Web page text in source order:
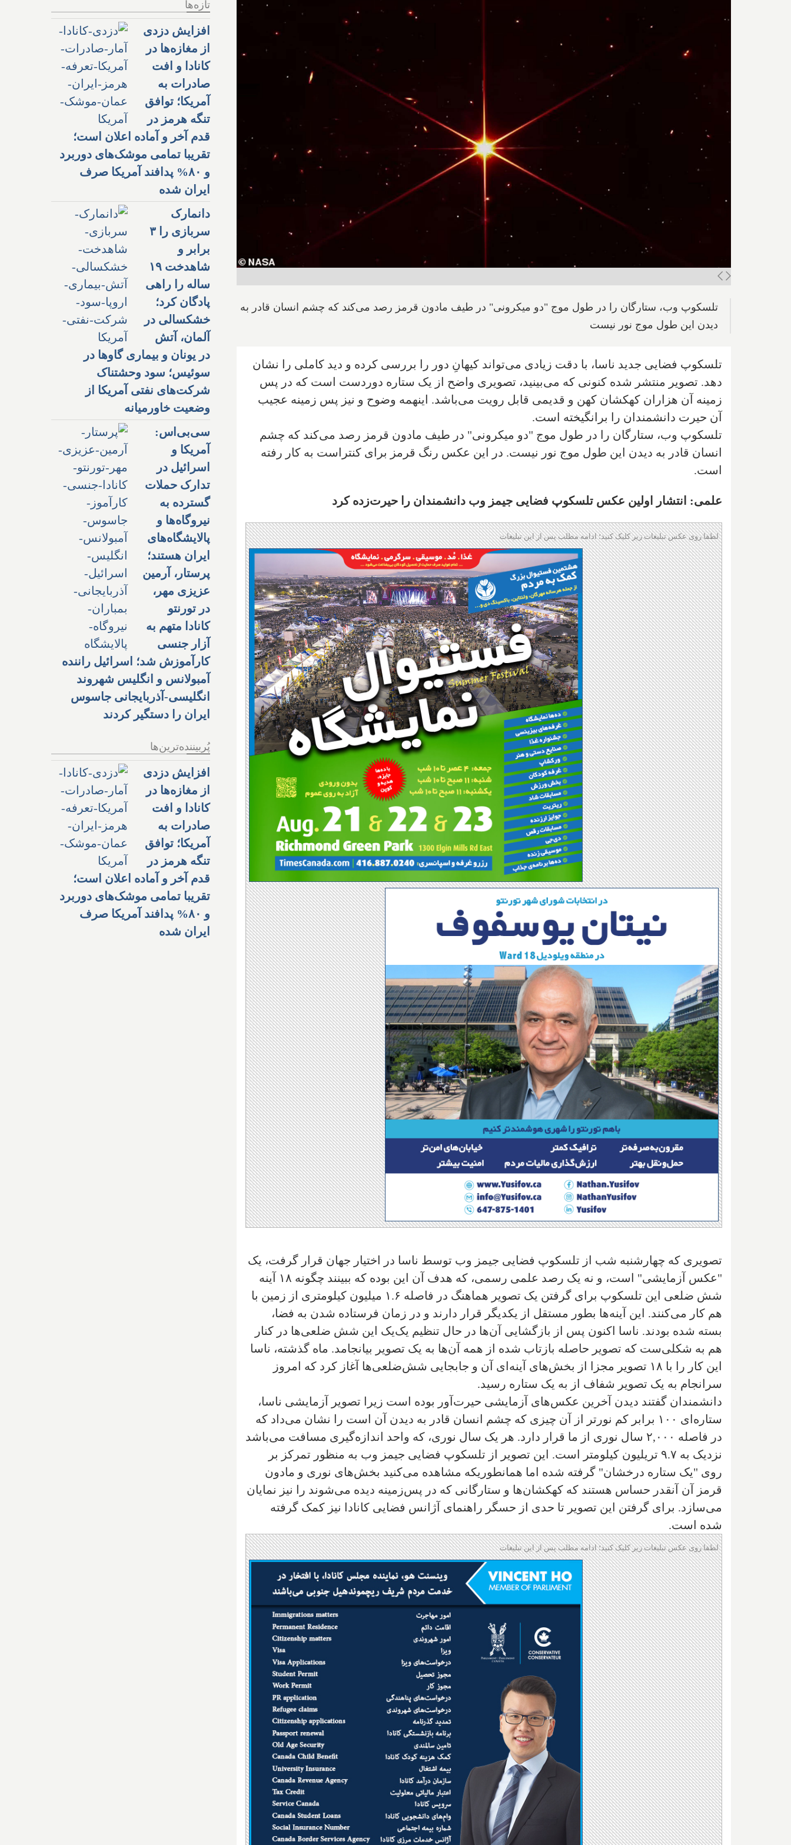
تلسکوپ وب، ستارگان را در طول موج "دو میکرونی" در طیف مادون قرمز رصد می‌کند که چشم انسان قادر به
دیدن این طول موج نور نیست
تلسکوپ فضایی جدید ناسا، با دقت زیادی می‌تواند کیهانِ دور را بررسی کرده و دید کاملی را نشان
دهد. تصویر منتشر شده کنونی که می‌بینید، تصویری واضح از یک ستاره دوردست است که در پس
زمینه آن هزاران کهکشان کهن و قدیمی قابل رویت می‌باشد. اینهمه وضوح و نیز پس زمینه عجیب
آن حیرت دانشمندان را برانگیخته است.
تلسکوپ وب، ستارگان را در طول موج "دو میکرونی" در طیف مادون قرمز رصد می‌کند که چشم
انسان قادر به دیدن این طول موج نور نیست. در این عکس رنگ قرمز برای کنتراست به کار رفته
است.
علمی: انتشار اولین عکس تلسکوپ فضایی جیمز وب دانشمندان را حیرت‌زده کرد
لطفا روی عکس تبلیغات زیر کلیک کنید؛ ادامه مطلب پس از این تبلیغات
تصویری که چهارشنبه شب از تلسکوپ فضایی جیمز وب توسط ناسا در اختیار جهان قرار گرفت، یک
"عکس آزمایشی" است، و نه یک رصد علمی رسمی، که هدف آن این بوده که ببینند چگونه ۱۸ آینه
شش ضلعی این تلسکوپ برای گرفتن یک تصویر هماهنگ در فاصله ۱.۶ میلیون کیلومتری از زمین با
هم کار می‌کنند. این آینه‌ها بطور مستقل از یکدیگر قرار دارند و در زمان فرستاده شدن به فضا،
بسته شده بودند. ناسا اکنون پس از بازگشایی آن‌ها در حال تنظیم یک‌یک این شش ضلعی‌ها در کنار
هم به شکلی‌ست که تصویر حاصله بازتاب شده از همه آن‌ها به یک تصویر بیانجامد. ماه گذشته، ناسا
این کار را با ۱۸ تصویر مجزا از بخش‌های آینه‌ای آن و جابجایی شش‌ضلعی‌ها آغاز کرد که امروز
سرانجام به یک تصویر شفاف از به یک ستاره رسید.
دانشمندان گفتند دیدن آخرین عکس‌های آزمایشی حیرت‌آور بوده است زیرا تصویر آزمایشی ناسا،
ستاره‌ای ۱۰۰ برابر کم نورتر از آن چیزی که چشم انسان قادر به دیدن آن است را نشان می‌داد که
در فاصله ۲,۰۰۰ سال نوری از ما قرار دارد. هر یک سال نوری، که واحد اندازه‌گیری مسافت می‌باشد
نزدیک به ۹.۷ تریلیون کیلومتر است. این تصویر از تلسکوپ فضایی جیمز وب به منظور تمرکز بر
روی "یک ستاره درخشان" گرفته شده اما همانطوریکه مشاهده می‌کنید بخش‌های نوری و مادون
قرمز آن آنقدر حساس هستند که کهکشان‌ها و ستارگانی که در پس‌زمینه دیده می‌شوند را نیز نمایان
می‌سازد. برای گرفتن این تصویر تا حدی از حسگر راهنمای آژانس فضایی کانادا نیز کمک گرفته
شده است.
لطفا روی عکس تبلیغات زیر کلیک کنید؛ ادامه مطلب پس از این تبلیغات
تازه‌ها
افزایش دزدی
از مغازه‌ها در
کانادا و افت
صادرات به
آمریکا؛ توافق
تنگه هرمز در
قدم آخر و آماده اعلان است؛
تقریبا تمامی موشک‌های دوربرد
و ۸۰% پدافند آمریکا صرف
ایران شده
دانمارک
سربازی را ۳
برابر و
شاهدخت ۱۹
ساله را راهی
پادگان کرد؛
خشکسالی در
آلمان، آتش
در یونان و بیماری گاوها در
سوئیس؛ سود وحشتناک
شرکت‌های نفتی آمریکا از
وضعیت خاورمیانه
سی‌بی‌اس:
آمریکا و
اسرائیل در
تدارک حملات
گسترده به
نیروگاه‌ها و
پالایشگاه‌های
ایران هستند؛
پرستار، آرمین
عزیزی مهر،
در تورنتو
کانادا متهم به
آزار جنسی
کارآموزش شد؛ اسرائیل راننده
آمبولانس و انگلیس شهروند
انگلیسی-آذربایجانی جاسوس
ایران را دستگیر کردند
پُربیننده‌ترین‌ها
افزایش دزدی
از مغازه‌ها در
کانادا و افت
صادرات به
آمریکا؛ توافق
تنگه هرمز در
قدم آخر و آماده اعلان است؛
تقریبا تمامی موشک‌های دوربرد
و ۸۰% پدافند آمریکا صرف
ایران شده